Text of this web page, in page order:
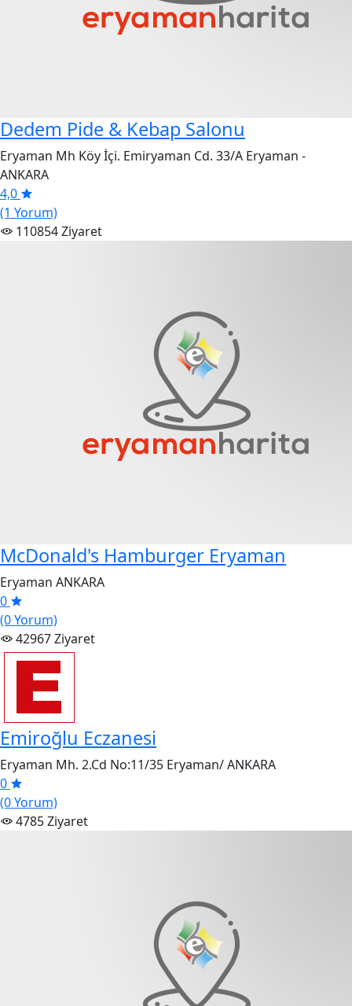
Dedem Pide & Kebap Salonu
Eryaman Mh Köy İçi. Emiryaman Cd. 33/A Eryaman -
ANKARA
4,0
(1 Yorum)
110854 Ziyaret
McDonald's Hamburger Eryaman
Eryaman ANKARA
0
(0 Yorum)
42967 Ziyaret
Emiroğlu Eczanesi
Eryaman Mh. 2.Cd No:11/35 Eryaman/ ANKARA
0
(0 Yorum)
4785 Ziyaret